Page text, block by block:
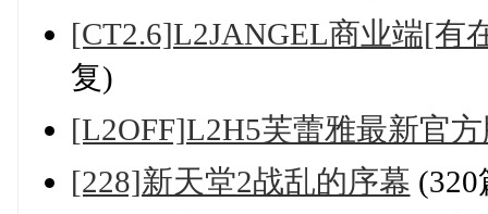
[CT2.6]L2JANGEL商业端[有
复)
[L2OFF]L2H5芙蕾雅最新官
[228]新天堂2战乱的序幕